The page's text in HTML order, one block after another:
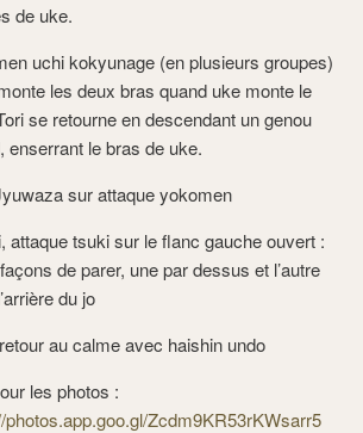
de uke.
uchi kokyunage (en plusieurs groupes)
les deux bras quand uke monte le
se retourne en descendant un genou
enserrant le bras de uke.
sur attaque yokomen
attaque tsuki sur le flanc gauche ouvert :
de parer, une par dessus et l’autre
du jo
au calme avec haishin undo
les photos :
photos.app.goo.gl/Zcdm9KR53rKWsarr5